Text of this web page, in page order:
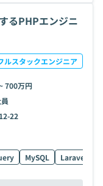
るPHPエンジニ
ルスタックエンジニア
700万円
22
MySQL Laravel